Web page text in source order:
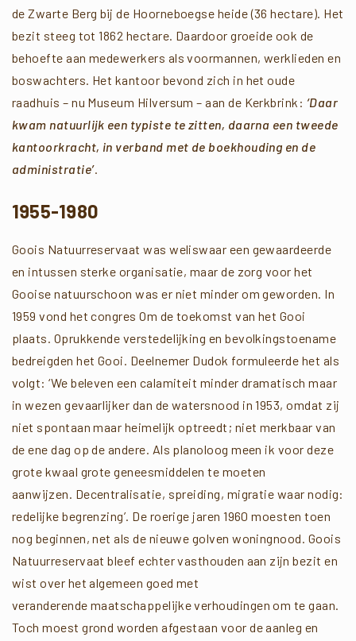
de Zwarte Berg bij de Hoorneboegse heide (36 hectare). Het
bezit steeg tot 1862 hectare. Daardoor groeide ook de
behoefte aan medewerkers als voormannen, werklieden en
boswachters. Het kantoor bevond zich in het oude
raadhuis – nu Museum Hilversum – aan de Kerkbrink: ‘Daar
kwam natuurlijk een typiste te zitten, daarna een tweede
kantoorkracht, in verband met de boekhouding en de
administratie’.
1955-1980
Goois Natuurreservaat was weliswaar een gewaardeerde
en intussen sterke organisatie, maar de zorg voor het
Gooise natuurschoon was er niet minder om geworden. In
1959 vond het congres Om de toekomst van het Gooi
plaats. Oprukkende verstedelijking en bevolkingstoename
bedreigden het Gooi. Deelnemer Dudok formuleerde het als
volgt: ‘We beleven een calamiteit minder dramatisch maar
in wezen gevaarlijker dan de watersnood in 1953, omdat zij
niet spontaan maar heimelijk optreedt; niet merkbaar van
de ene dag op de andere. Als planoloog meen ik voor deze
grote kwaal grote geneesmiddelen te moeten
aanwijzen. Decentralisatie, spreiding, migratie waar nodig:
redelijke begrenzing’. De roerige jaren 1960 moesten toen
nog beginnen, net als de nieuwe golven woningnood. Goois
Natuurreservaat bleef echter vasthouden aan zijn bezit en
wist over het algemeen goed met
veranderende maatschappelijke verhoudingen om te gaan.
Toch moest grond worden afgestaan voor de aanleg en